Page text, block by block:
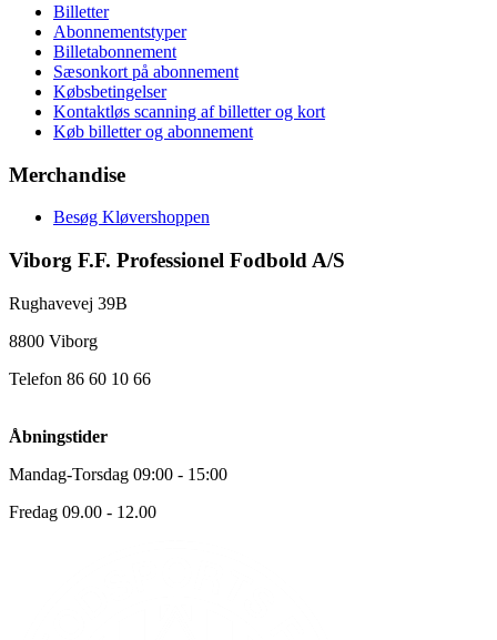
Billetter
Abonnementstyper
Billetabonnement
Sæsonkort på abonnement
Købsbetingelser
Kontaktløs scanning af billetter og kort
Køb billetter og abonnement
Merchandise
Besøg Kløvershoppen
Viborg F.F. Professionel Fodbold A/S
Rughavevej 39B
8800 Viborg
Telefon 86 60 10 66
Åbningstider
Mandag-Torsdag 09:00 - 15:00
Fredag 09.00 - 12.00